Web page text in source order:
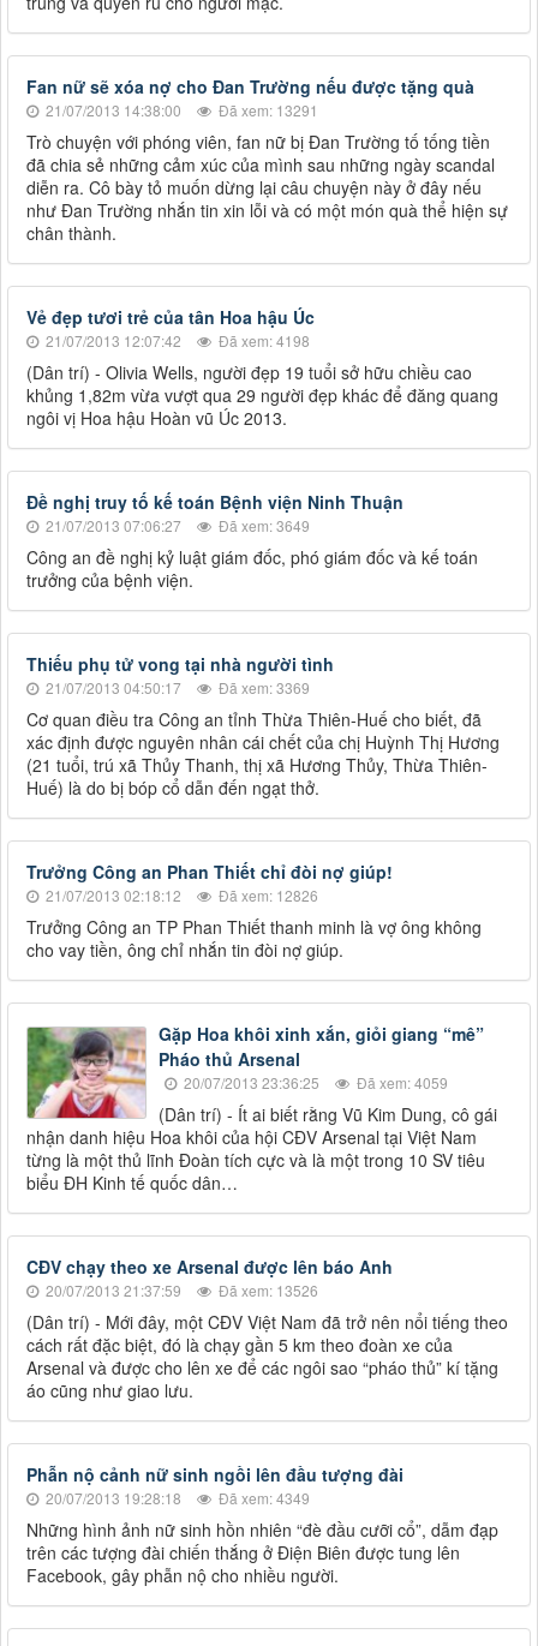
Fan nữ sẽ xóa nợ cho Đan Trường nếu được tặng quà
21/07/2013 14:38:00 Đã xem: 13291
Trò chuyện với phóng viên, fan nữ bị Đan Trường tố tống tiền
đã chia sẻ những cảm xúc của mình sau những ngày scandal
diễn ra. Cô bày tỏ muốn dừng lại câu chuyện này ở đây nếu
như Đan Trường nhắn tin xin lỗi và có một món quà thể hiện sự
chân thành.
Vẻ đẹp tươi trẻ của tân Hoa hậu Úc
21/07/2013 12:07:42 Đã xem: 4198
(Dân trí) - Olivia Wells, người đẹp 19 tuổi sở hữu chiều cao
khủng 1,82m vừa vượt qua 29 người đẹp khác để đăng quang
ngôi vị Hoa hậu Hoàn vũ Úc 2013.
Đề nghị truy tố kế toán Bệnh viện Ninh Thuận
21/07/2013 07:06:27 Đã xem: 3649
Công an đề nghị kỷ luật giám đốc, phó giám đốc và kế toán
trưởng của bệnh viện.
Thiếu phụ tử vong tại nhà người tình
21/07/2013 04:50:17 Đã xem: 3369
Cơ quan điều tra Công an tỉnh Thừa Thiên-Huế cho biết, đã
xác định được nguyên nhân cái chết của chị Huỳnh Thị Hương
(21 tuổi, trú xã Thủy Thanh, thị xã Hương Thủy, Thừa Thiên-
Huế) là do bị bóp cổ dẫn đến ngạt thở.
Trưởng Công an Phan Thiết chỉ đòi nợ giúp!
21/07/2013 02:18:12 Đã xem: 12826
Trưởng Công an TP Phan Thiết thanh minh là vợ ông không
cho vay tiền, ông chỉ nhắn tin đòi nợ giúp.
Gặp Hoa khôi xinh xắn, giỏi giang “mê”
Pháo thủ Arsenal
20/07/2013 23:36:25 Đã xem: 4059
(Dân trí) - Ít ai biết rằng Vũ Kim Dung, cô gái
nhận danh hiệu Hoa khôi của hội CĐV Arsenal tại Việt Nam
từng là một thủ lĩnh Đoàn tích cực và là một trong 10 SV tiêu
biểu ĐH Kinh tế quốc dân…
CĐV chạy theo xe Arsenal được lên báo Anh
20/07/2013 21:37:59 Đã xem: 13526
(Dân trí) - Mới đây, một CĐV Việt Nam đã trở nên nổi tiếng theo
cách rất đặc biệt, đó là chạy gần 5 km theo đoàn xe của
Arsenal và được cho lên xe để các ngôi sao “pháo thủ” kí tặng
áo cũng như giao lưu.
Phẫn nộ cảnh nữ sinh ngồi lên đầu tượng đài
20/07/2013 19:28:18 Đã xem: 4349
Những hình ảnh nữ sinh hồn nhiên “đè đầu cưỡi cổ”, dẫm đạp
trên các tượng đài chiến thắng ở Điện Biên được tung lên
Facebook, gây phẫn nộ cho nhiều người.